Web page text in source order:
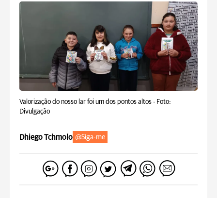
Valorização do nosso lar foi um dos pontos altos - Foto:
Divulgação
Dhiego Tchmolo @Siga-me